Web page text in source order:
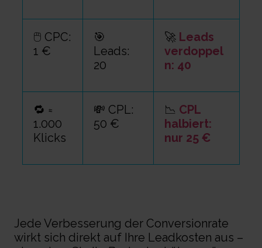
🖱️ CPC:
1 €
🎯
Leads:
20
🚀 Leads
verdoppel
n: 40
🔁 ≈
1.000
Klicks
💸 CPL:
50 €
📉 CPL
halbiert:
nur 25 €
Jede Verbesserung der Conversionrate
wirkt sich direkt auf Ihre Leadkosten aus –